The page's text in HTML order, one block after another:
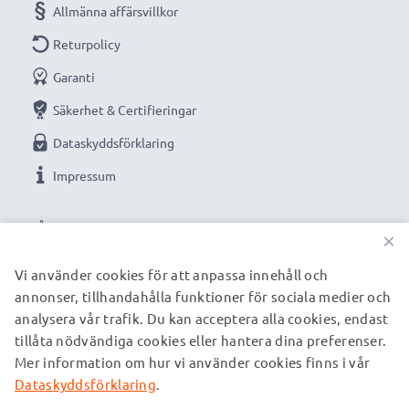
VÅRA BETALNINGSALTERNATIV
Allmänna affärsvillkor
Returpolicy
Garanti
Säkerhet & Certifieringar
Dataskyddsförklaring
Impressum
VÅRA FRAKTPARTNERS
© subtel.se 2026
Alla priser är inklusive moms och exklusive fraktkostnader.
×
Vi använder cookies för att anpassa innehåll och
annonser, tillhandahålla funktioner för sociala medier och
analysera vår trafik. Du kan acceptera alla cookies, endast
tillåta nödvändiga cookies eller hantera dina preferenser.
Mer information om hur vi använder cookies finns i vår
Dataskyddsförklaring.